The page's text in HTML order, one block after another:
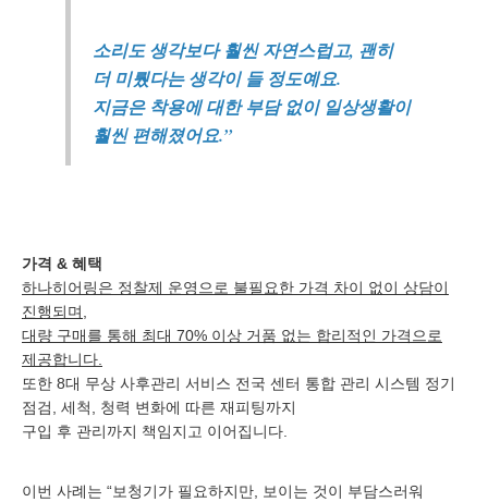
소리도 생각보다 훨씬 자연스럽고, 괜히
더 미뤘다는 생각이 들 정도예요.
지금은 착용에 대한 부담 없이 일상생활이
훨씬 편해졌어요.”
가격 & 혜택
하나히어링은 정찰제 운영으로 불필요한 가격 차이 없이 상담이
진행되며,
대량 구매를 통해 최대 70% 이상 거품 없는 합리적인 가격으로
제공합니다.
또한 8대 무상 사후관리 서비스 전국 센터 통합 관리 시스템 정기
점검, 세척, 청력 변화에 따른 재피팅까지
구입 후 관리까지 책임지고 이어집니다.
이번 사례는 “보청기가 필요하지만, 보이는 것이 부담스러워